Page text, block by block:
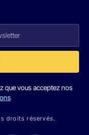
que vous acceptez nos
droits réservés.